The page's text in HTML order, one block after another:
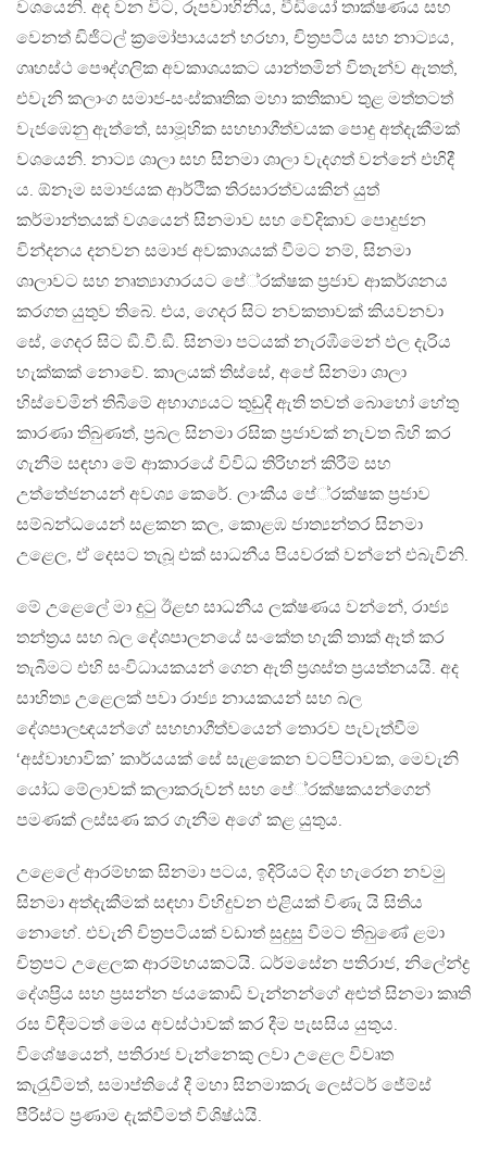
වශයෙනි. අද වන විට, රූපවාහිනිය, වීඩියෝ තාක්ෂණය සහ
වෙනත් ඩිජිටල් ක‍්‍රමෝපායයන් හරහා, චිත‍්‍රපටිය සහ නාට්‍යය,
ගෘහස්ථ පෞද්ගලික අවකාශයකට යාන්තමින් විතැන්ව ඇතත්,
එවැනි කලාංග සමාජ-සංස්කෘතික මහා කතිකාව තුළ මත්තටත්
වැජඹෙනු ඇත්තේ, සාමූහික සහභාගීත්වයක පොදු අත්දැකීමක්
වශයෙනි. නාට්‍ය ශාලා සහ සිනමා ශාලා වැදගත් වන්නේ එහිදී
ය. ඕනෑම සමාජයක ආර්ථික තිරසාරත්වයකින් යුත්
කර්මාන්තයක් වශයෙන් සිනමාව සහ වේදිකාව පොදුජන
වින්දනය දනවන සමාජ අවකාශයක් වීමට නම්, සිනමා
ශාලාවට සහ නෘත්‍යාගාරයට පේ‍්‍රක්ෂක ප‍්‍රජාව ආකර්ශනය
කරගත යුතුව තිබේ. එය, ගෙදර සිට නවකතාවක් කියවනවා
සේ, ගෙදර සිට ඞී.වී.ඞී. සිනමා පටයක් නැරඹීමෙන් ඵල දැරිය
හැක්කක් නොවේ. කාලයක් තිස්සේ, අපේ සිනමා ශාලා
හිස්වෙමින් තිබීමේ අභාග්‍යයට තුඩුදී ඇති තවත් බොහෝ හේතු
කාරණා තිබුණත්, ප‍්‍රබල සිනමා රසික ප‍්‍රජාවක් නැවත බිහි කර
ගැනීම සඳහා මේ ආකාරයේ විවිධ තිරිහන් කිරීම් සහ
උත්තේජනයන් අවශ්‍ය කෙරේ. ලාංකීය පේ‍්‍රක්ෂක ප‍්‍රජාව
සම්බන්ධයෙන් සළකන කල, කොළඹ ජාත්‍යන්තර සිනමා
උළෙල, ඒ දෙසට තැබූ එක් සාධනීය පියවරක් වන්නේ එබැවිනි.
මේ උළෙලේ මා දුටු ඊළඟ සාධනීය ලක්ෂණය වන්නේ, රාජ්‍ය
තන්ත‍්‍රය සහ බල දේශපාලනයේ සංකේත හැකි තාක් ඈත් කර
තැබීමට එහි සංවිධායකයන් ගෙන ඇති ප‍්‍රශස්ත ප‍්‍රයත්නයයි. අද
සාහිත්‍ය උළෙලක් පවා රාජ්‍ය නායකයන් සහ බල
දේශපාලඥයන්ගේ සහභාගීත්වයෙන් තොරව පැවැත්වීම
‘අස්වාභාවික’ කාර්යයක් සේ සැළකෙන වටපිටාවක, මෙවැනි
යෝධ මේලාවක් කලාකරුවන් සහ පේ‍්‍රක්ෂකයන්ගෙන්
පමණක් ලස්සණ කර ගැනීම අගේ කළ යුතුය.
උළෙලේ ආරම්භක සිනමා පටය, ඉදිරියට දිග හැරෙන නවමු
සිනමා අත්දැකීමක් සඳහා විහිදුවන එළියක් විණැ යි සිතිය
නොහේ. එවැනි චිත‍්‍රපටියක් වඩාත් සුදුසු වීමට තිබුණේ ළමා
චිත‍්‍රපට උළෙලක ආරම්භයකටයි. ධර්මසේන පතිරාජ, නිලේන්ද්‍ර
දේශප‍්‍රිය සහ ප‍්‍රසන්න ජයකොඩි වැන්නන්ගේ අළුත් සිනමා කෘති
රස විඳීමටත් මෙය අවස්ථාවක් කර දීම පැසසිය යුතුය.
විශේෂයෙන්, පතිරාජ වැන්නෙකු ලවා උළෙල විවෘත
කැරැුවීමත්, සමාප්තියේ දී මහා සිනමාකරු ලෙස්ටර් ජේම්ස්
පීරිස්ට ප‍්‍රණාම දැක්වීමත් විශිෂ්ඨයි.